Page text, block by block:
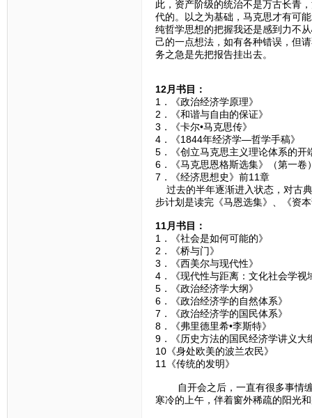
此，资产阶级的统治不是万古长青
代的。以之为基础，马克思才有可
纯哲学思想的把握我还是感到力不
己的一点想法，如有各种错误，但
务之急是先把报告挂出去。
12月书目：
1．《政治经济学原
2．《和谐与自由的保
3．《卡尔•马克思传
4．《1844年经济学—哲
5．《创立马克思主义理论
6．《马克思恩格斯选集》（
7．《经济思想史》前11
过去的半年逐渐进入状态，对古
步计划是读完《马恩选集》、《资
11月书目：
1．《社会是如何可能
2．《桥与门》
3．《西美尔与现
4．《现代性与距离：文化社会
5．《政治经济学大
6．《政治经济学的自
7．《政治经济学的国
8．《弗里德里希•李斯
9．《历史方法的国民经济
10《身处欧美的波兰农
11《传统的发明》
自开会之后，一直有很多事情缠
寒冷的上午，伴着窗外稀疏的阳光